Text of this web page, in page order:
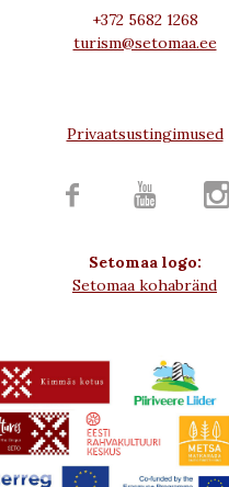
+372 5682 1268
turism@setomaa.ee
Privaatsustingimused
  
Setomaa logo:
Setomaa kohabränd